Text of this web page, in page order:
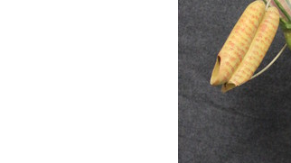
q
u
e
d
a